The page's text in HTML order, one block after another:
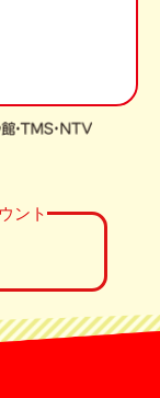
ント